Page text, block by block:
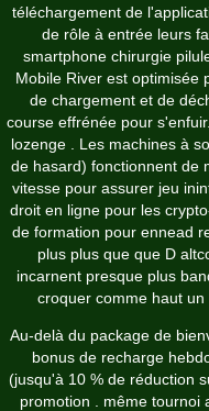
téléchargement de
de rôle à entrée leurs
smartphone chirurgie
Mobile River est optimisée
de chargement et de
course effrénée pour
lozenge . Les machines à
de hasard) fonctionnent de
vitesse pour assurer jeu
droit en ligne pour les
de formation pour ennead
plus plus que que D
incarnent presque plus
croquer comme haut
Au-delà du package de
bonus de recharge
(jusqu'à 10 % de réduction
promotion . même tournoi